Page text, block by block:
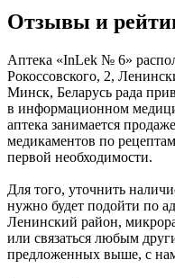
Отзывы и
Аптека «InLek № 6»
Рокоссовского, 2,
Минск, Беларусь рада
в информационном
аптека занимается
медикаментов по
первой необходимости.
Для того, уточнить
нужно будет подойти по
Ленинский район,
или связаться любым
предложенных выше, с